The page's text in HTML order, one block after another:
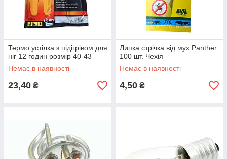
Термо устілка з підігрівом для
ніг 12 годин розмір 40-43
Немає в наявності
23,40 ₴
Липка стрічка від мух Panther
100 шт. Чехія
Немає в наявності
4,50 ₴